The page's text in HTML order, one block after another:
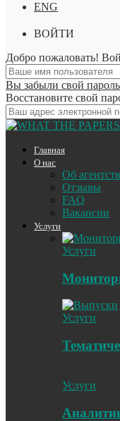
ENG
ВОЙТИ
Добро пожаловать!
Вы забыли свой
Восстановите свой
Главная
О нас
Об
Отзывы
FAQ
Вакансии
Услуги
Услуги
Услуги
Услуги